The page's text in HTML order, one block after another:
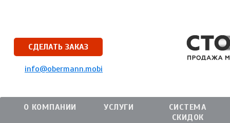
СДЕЛАТЬ ЗАКАЗ
info@obermann.mobi
О КОМПАНИИ УСЛУГИ
СИСТЕМА
СКИДОК